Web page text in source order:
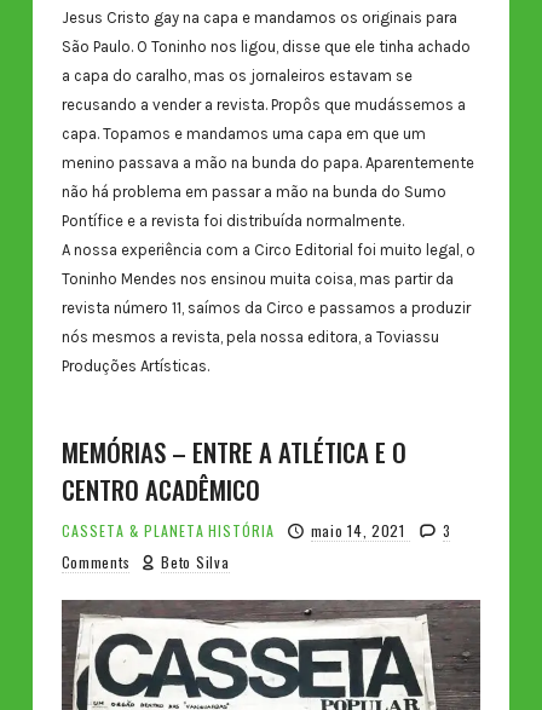
Jesus Cristo gay na capa e mandamos os originais para
São Paulo. O Toninho nos ligou, disse que ele tinha achado
a capa do caralho, mas os jornaleiros estavam se
recusando a vender a revista. Propôs que mudássemos a
capa. Topamos e mandamos uma capa em que um
menino passava a mão na bunda do papa. Aparentemente
não há problema em passar a mão na bunda do Sumo
Pontífice e a revista foi distribuída normalmente.
A nossa experiência com a Circo Editorial foi muito legal, o
Toninho Mendes nos ensinou muita coisa, mas partir da
revista número 11, saímos da Circo e passamos a produzir
nós mesmos a revista, pela nossa editora, a Toviassu
Produções Artísticas.
MEMÓRIAS – ENTRE A ATLÉTICA E O
CENTRO ACADÊMICO
CASSETA & PLANETA HISTÓRIA maio 14, 2021
3
Comments
Beto Silva